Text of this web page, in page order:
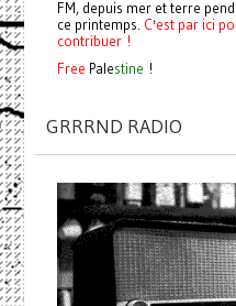
FM, depuis mer et terre
ce printemps. C'est par ici
contribuer !
Free Palestine !
GRRRND RADIO